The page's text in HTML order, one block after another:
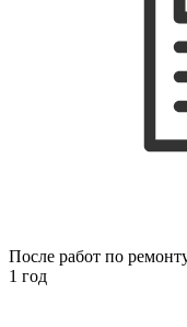
газовых
геймпадов
генераторов
генераторов
гидроциклов
После работ по
1 год